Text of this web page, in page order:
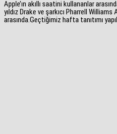
Apple’ın akıllı saatini kullananlar
yıldız Drake ve şarkıcı Pharrell
arasında.Geçtiğimiz hafta tanıtımı